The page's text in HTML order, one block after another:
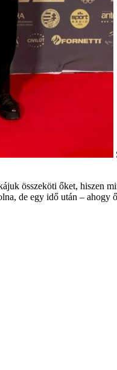
összeköti őket, hiszen
de egy idő után –